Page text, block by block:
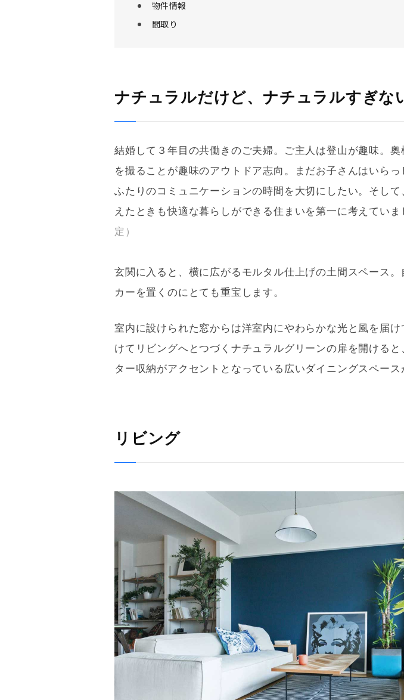
物件情報
間取り
ナチュラルだけど、ナチュラルすぎな
結婚して３年目の共働きのご夫婦。ご主人は登山が趣味。
を撮ることが趣味のアウトドア志向。まだお子さんはいら
ふたりのコミュニケーションの時間を大切にしたい。そして
えたときも快適な暮らしができる住まいを第一に考えていま
定 ）
玄関に入ると、横に広がる モルタル仕上げの土間スペース
カーを置くのにとても重宝します。
室内に設けられた窓からは洋室内にやわらかな光と風を届
けてリビングへとつづくナチュラルグリーンの扉を開けると
ター収納がアクセントとなっている広いダイニングスペース
リビング